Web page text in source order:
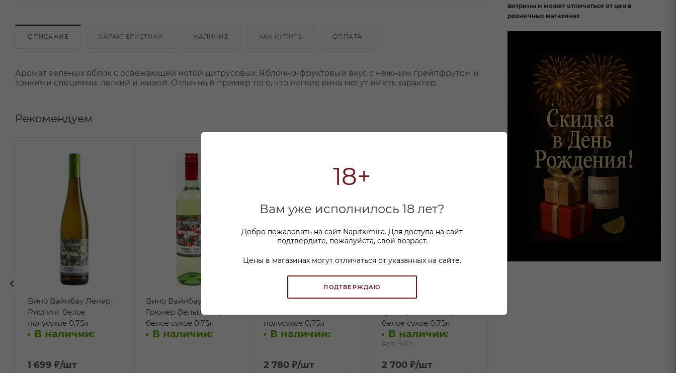
18+
Вам уже исполнилось 18 лет?
Добро пожаловать на сайт Napitkimira. Для доступа на сайт
подтвердите, пожалуйста, свой возраст.
Цены в магазинах могут отличаться от указанных на сайте.
ПОДТВЕРЖДАЮ
ОПИСАНИЕ ХАРАКТЕРИСТИКИ НАЛИЧИЕ КАК КУПИТЬ ОПЛАТА
Аромат зеленых яблок с освежающей нотой цитрусовых. Яблочно-фруктовый вкус с нежным грейпфрутом и
тонкими специями, легкий и живой. Отличный пример того, что легкие вина могут иметь характер.
Рекомендуем
Вино Вайнбау Ленер
Рислинг белое
полусухое 0,75л
В наличии:
1 699 ₽/шт
Вино Вайнбау Ленер
Грюнер Вельтлинер
белое сухое 0,75л
В наличии:
Вино Штадльман
полусухое 0,75л
В наличии:
2 780 ₽/шт
Вино Штадльман
белое сухое 0,75л
В наличии:
Арт.: 9 611
2 700 ₽/шт
Витцигманн Грюнер
витрины и может отличаться от цен в
розничных магазинах